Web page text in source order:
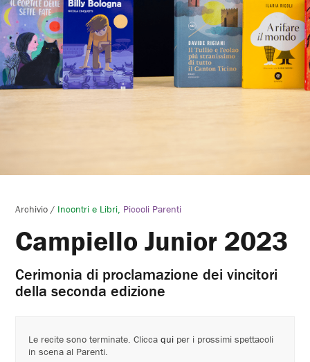
Archivio / Incontri e Libri Piccoli Parenti
Campiello Junior 2023
Cerimonia di proclamazione dei vincitori
della seconda edizione
Le recite sono terminate. Cliccaqui per i prossimi spettacoli
in scena al Parenti.